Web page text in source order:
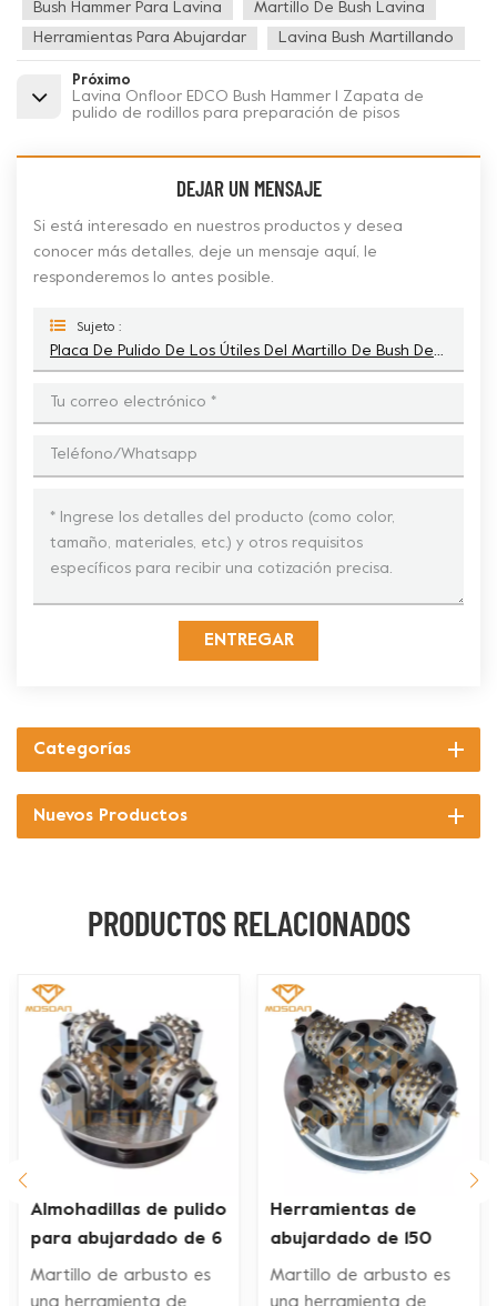
Bush Hammer Para Lavina Martillo De Bush Lavina
Herramientas Para Abujardar Lavina Bush Martillando
Próximo
Lavina Onfloor EDCO Bush Hammer 1 Zapata de
pulido de rodillos para preparación de pisos
DEJAR UN MENSAJE
Si está interesado en nuestros productos y desea
conocer más detalles, deje un mensaje aquí, le
responderemos lo antes posible.
Sujeto :
Placa De Pulido De Los Útiles Del Martillo De Bush De Lavina Onfloor Para La Eliminación De Recubrimientos
ENTREGAR
Categorías
Nuevos Productos
PRODUCTOS RELACIONADOS
Herramientas de
abujardado de 150
mm con 4 rodillos y 45
puntas para
Martillo de arbusto es
una herramienta de
Herramientas de
pulido del martillo de
Bush del diamante de
los rodillos de 3
Martillo de arbusto es
una herramienta de